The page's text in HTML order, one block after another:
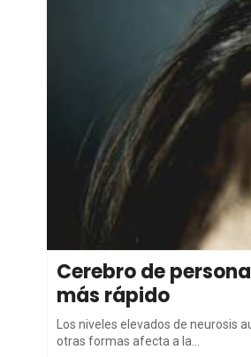
Cerebro de
más rápido
Los niveles elevados de neurosis
otras formas afecta a la...